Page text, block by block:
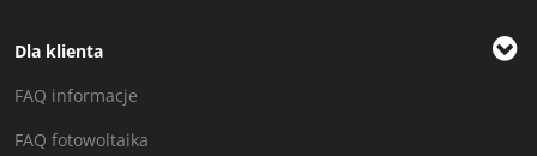
Dla klienta
FAQ informacje
FAQ fotowoltaika